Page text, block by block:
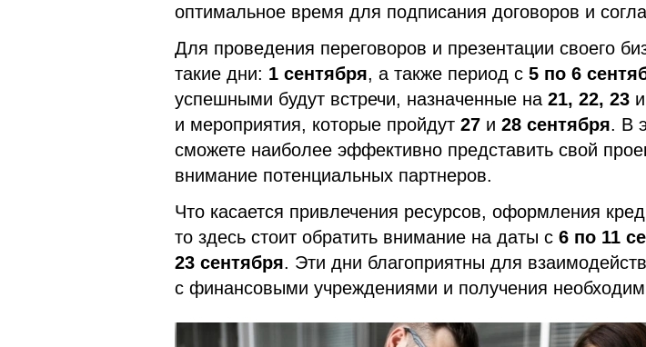
оптимальное время для подписания договоров и
Для проведения переговоров и презентации своего
такие дни: 1 сентября, а также период с 5 по 6
успешными будут встречи, назначенные на 21, 22, 23 и
и мероприятия, которые пройдут 27 и 28 сентября. В
сможете наиболее эффективно представить свой
внимание потенциальных партнеров.
Что касается привлечения ресурсов, оформления
то здесь стоит обратить внимание на даты с 6 по 11
23 сентября. Эти дни благоприятны для
с финансовыми учреждениями и получения